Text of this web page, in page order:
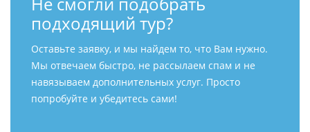
подходящий тур?
Оставьте заявку, и мы найдем то, что Вам нужно.
Мы отвечаем быстро, не рассылаем спам и не
навязываем дополнительных услуг. Просто
попробуйте и убедитесь сами!